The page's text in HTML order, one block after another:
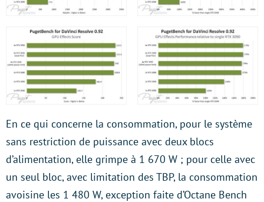
En ce qui concerne la consommation, pour le système
sans restriction de puissance avec deux blocs
d’alimentation, elle grimpe à 1 670 W ; pour celle avec
un seul bloc, avec limitation des TBP, la consommation
avoisine les 1 480 W, exception faite d’Octane Bench